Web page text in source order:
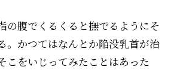
の腹でくるくると撫でるようにそ
。かつてはなんとか陥没乳首が治
こをいじってみたことはあった